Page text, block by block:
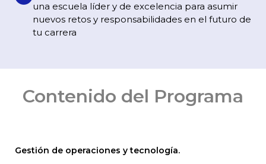
una escuela líder y de excelencia para asumir
nuevos retos y responsabilidades en el futuro de
tu carrera
Contenido del Programa
Gestión de operaciones y tecnología.